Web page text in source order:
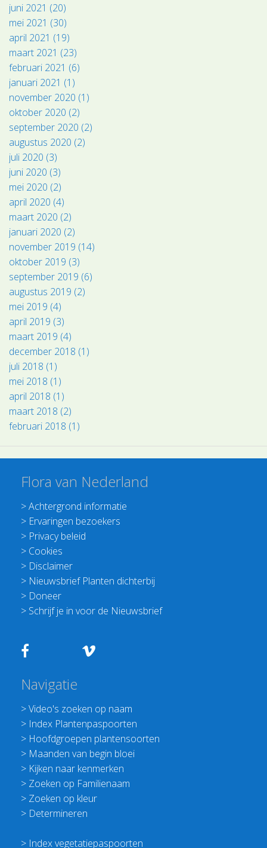
juni 2021 (20)
mei 2021 (30)
april 2021 (19)
maart 2021 (23)
februari 2021 (6)
januari 2021 (1)
november 2020 (1)
oktober 2020 (2)
september 2020 (2)
augustus 2020 (2)
juli 2020 (3)
juni 2020 (3)
mei 2020 (2)
april 2020 (4)
maart 2020 (2)
januari 2020 (2)
november 2019 (14)
oktober 2019 (3)
september 2019 (6)
augustus 2019 (2)
mei 2019 (4)
april 2019 (3)
maart 2019 (4)
december 2018 (1)
juli 2018 (1)
mei 2018 (1)
april 2018 (1)
maart 2018 (2)
februari 2018 (1)
Flora van Nederland
>Achtergrond informatie
> Ervaringen bezoekers
> Privacy beleid
> Cookies
> Disclaimer
> Nieuwsbrief Planten dichterbij
> Doneer
> Schrijf je in voor de Nieuwsbrief
Navigatie
>Video's zoeken op naam
> Index Plantenpaspoorten
> Hoofdgroepen plantensoorten
> Maanden van begin bloei
> Kijken naar kenmerken
> Zoeken op Familienaam
> Zoeken op kleur
> Determineren
> Index vegetatiepaspoorten